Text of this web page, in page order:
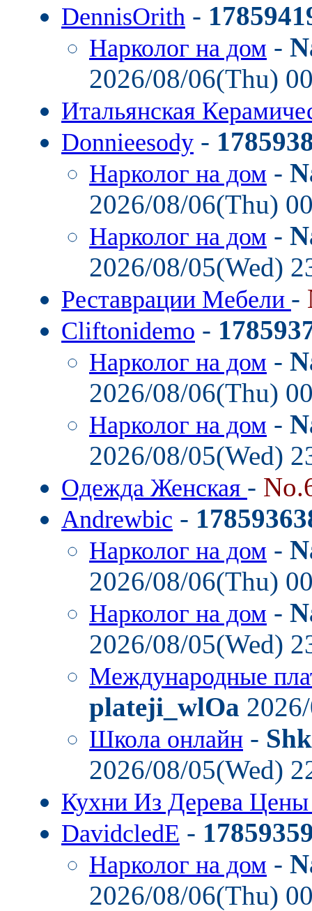
DennisOrith -
Нарколог на дом -
2026/08/06(Thu)
Итальянская
Donnieesody -
Нарколог на дом -
2026/08/06(Thu)
Нарколог на дом -
2026/08/05(Wed)
Реставрации Мебели -
Cliftonidemo -
Нарколог на дом -
2026/08/06(Thu)
Нарколог на дом -
2026/08/05(Wed)
Одежда Женская -
Andrewbic -
Нарколог на дом -
2026/08/06(Thu)
Нарколог на дом -
2026/08/05(Wed)
Международные
plateji_wlOa
Школа онлайн -
2026/08/05(Wed)
Кухни Из Дерева
DavidcledE -
Нарколог на дом -
2026/08/06(Thu)